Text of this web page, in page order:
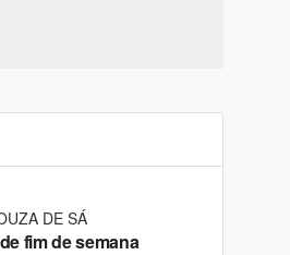
DE SÁ
fim de semana